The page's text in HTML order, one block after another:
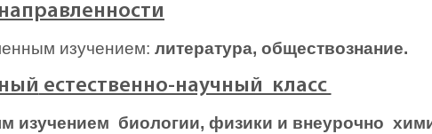
направленности
изучением: литература, обществознание.
естественно-научный класс
изучением биологии, физики и внеурочно